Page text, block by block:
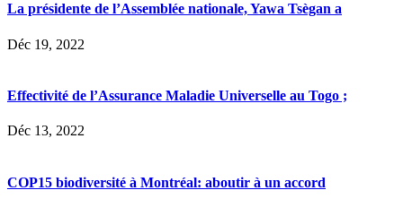
La présidente de l’Assemblée nationale, Yawa Tsègan a
Déc 19, 2022
Effectivité de l’Assurance Maladie Universelle au Togo ;
Déc 13, 2022
COP15 biodiversité à Montréal: aboutir à un accord